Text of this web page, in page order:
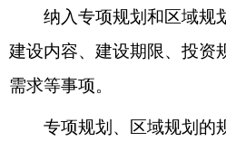
纳入专项规划和区域规
建设内容、建设期限、投资
需求等事项。
专项规划、区域规划的规